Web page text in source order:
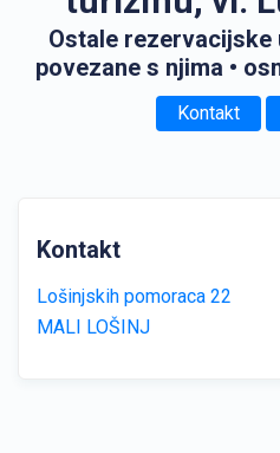
Ostale
povezane s njima •
Kontakt
Kontakt
Lošinjskih pomoraca 22
MALI LOŠINJ